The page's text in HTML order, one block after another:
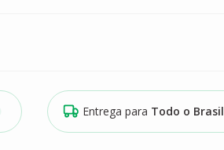
Entrega para Todo o Brasil